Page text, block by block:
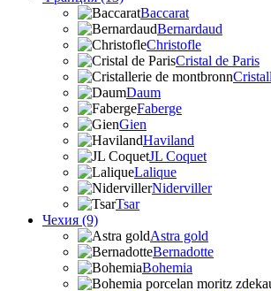
Baccarat
Bernardaud
Christofle
Cristal de Paris
Daum
Faberge
Gien
Haviland
JL Coquet
Lalique
Niderviller
Tsar
Чехия (9)
Astra gold
Bernadotte
Bohemia